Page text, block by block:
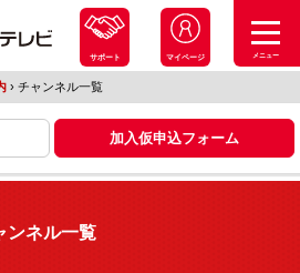
サポート マイページ メニュー
›チャンネル一覧
加入仮申込フォーム
ンネル一覧